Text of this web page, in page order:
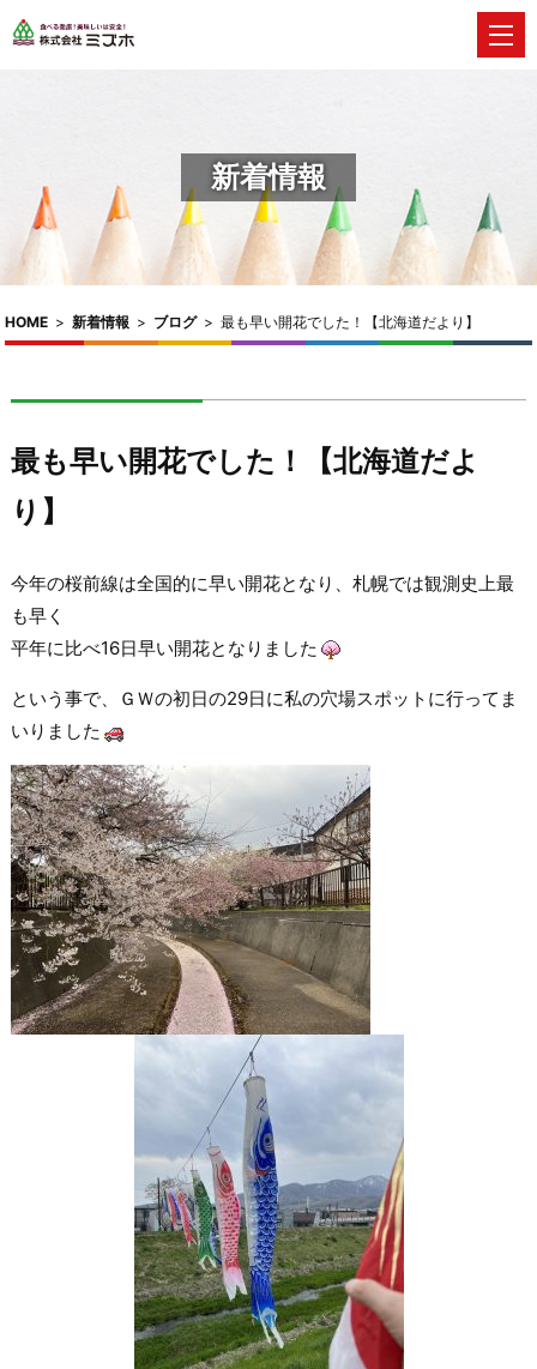
新着情報
HOME > 新着情報 > ブログ> 最も早い開花でした！【北海道だより】
最も早い開花でした！【北海道だよ
り】
今年の桜前線は全国的に早い開花となり、札幌では観測史上最
も早く
平年に比べ16日早い開花となりました
という事で、ＧＷの初日の29日に私の穴場スポットに行ってま
いりました